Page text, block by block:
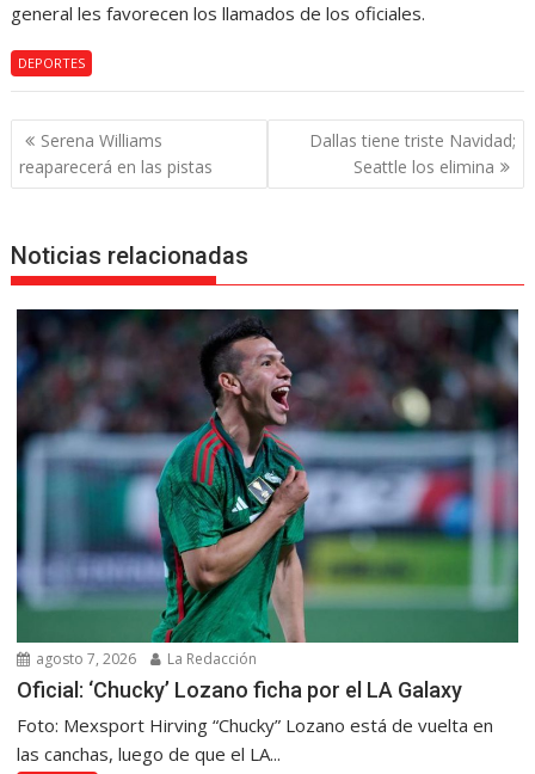
general les favorecen los llamados de los oficiales.
DEPORTES
Navegación
de
entradas
Serena Williams
reaparecerá en las pistas
Dallas tiene triste Navidad;
Seattle los elimina
Noticias relacionadas
agosto 7, 2026 La Redacción
Oficial: ‘Chucky’ Lozano ficha por el LA Galaxy
Foto: Mexsport Hirving “Chucky” Lozano está de vuelta en
las canchas, luego de que el LA...